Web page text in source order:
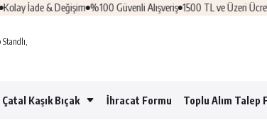
İade & Değişim %100 Güvenli Alışveriş 1500 TL ve Üzeri Ücretsiz
Çatal Kaşık Bıçak İhracat Formu Toplu Alım Talep